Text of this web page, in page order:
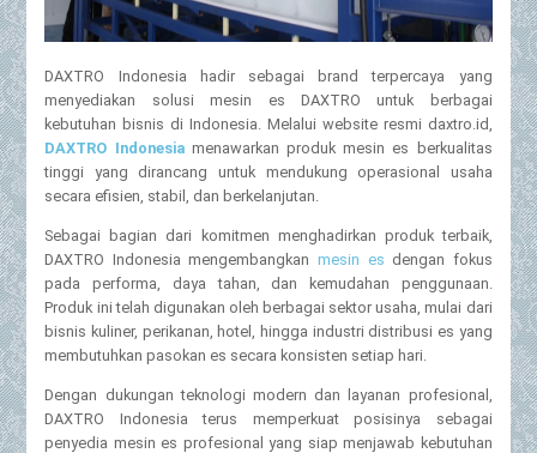
DAXTRO Indonesia hadir sebagai brand terpercaya yang
menyediakan solusi mesin es DAXTRO untuk berbagai
kebutuhan bisnis di Indonesia. Melalui website resmi daxtro.id,
DAXTRO Indonesiamenawarkan produk mesin es berkualitas
tinggi yang dirancang untuk mendukung operasional usaha
secara efisien, stabil, dan berkelanjutan.
Sebagai bagian dari komitmen menghadirkan produk terbaik,
DAXTRO Indonesia mengembangkan mesin es dengan fokus
pada performa, daya tahan, dan kemudahan penggunaan.
Produk ini telah digunakan oleh berbagai sektor usaha, mulai dari
bisnis kuliner, perikanan, hotel, hingga industri distribusi es yang
membutuhkan pasokan es secara konsisten setiap hari.
Dengan dukungan teknologi modern dan layanan profesional,
DAXTRO Indonesia terus memperkuat posisinya sebagai
penyedia mesin es profesional yang siap menjawab kebutuhan